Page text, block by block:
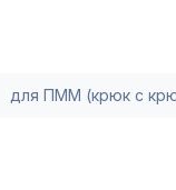
для ПММ (крюк с